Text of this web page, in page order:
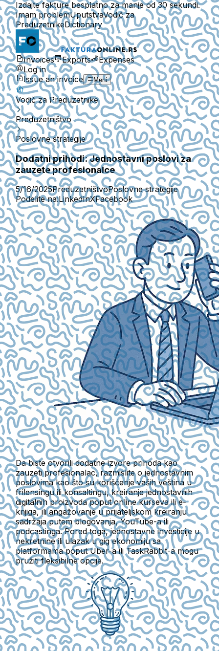
Izdajte fakture besplatno za manje od 30 sekundi.
Imam problemUputstvaVodič za
PreduzetnikeDictionary
Invoices Exports
Expenses
Log in
Issue an invoice
Meni
Vodič za Preduzetnike
Preduzetništvo
Poslovne strategije
Dodatni prihodi: Jednostavni poslovi za
zauzete profesionalce
5/16/2025PreduzetništvoPoslovne strategije
Podelite na:LinkedInXFacebook
Da biste otvorili dodatne izvore prihoda kao
zauzeti profesionalac, razmislite o jednostavnim
poslovima kao što su korišćenje vaših veština u
frilensingu ili konsaltingu, kreiranje jednostavnih
digitalnih proizvoda poput online kurseva ili e-
knjiga, ili angažovanje u prijateljskom kreiranju
sadržaja putem blogovanja, YouTube-a ili
podcastinga. Pored toga, jednostavne investicije u
nekretnine ili ulazak u gig ekonomiju sa
platformama poput Uber-a ili TaskRabbit-a mogu
pružiti fleksibilne opcije.